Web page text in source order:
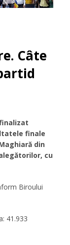
Câte
finale
din
cu
Biroului
41.933